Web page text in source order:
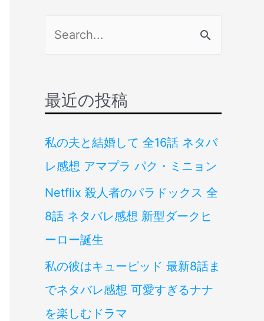
象
最近の投稿
私の夫と結婚して 全16話 ネタバ
レ感想 アマプラ パク・ミニョン
Netflix 殺人者のパラドックス 全
8話 ネタバレ感想 新型ダークヒ
ーロー誕生
私の彼はキューピッド 最新8話ま
でネタバレ感想 可愛すぎるナナ
を楽しむドラマ